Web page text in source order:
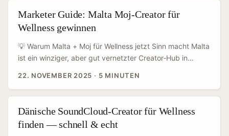
Marketer Guide: Malta Moj‑Creator für
Wellness gewinnen
💡 Warum Malta + Moj für Wellness jetzt Sinn macht Malta
ist ein winziger, aber gut vernetzter Creator‑Hub in
Mental‑Health‑Hacks) promoten wollen, bietet die
Kombination Malta + Moj zwei Vorteile: lokale Authentizität
22. NOVEMBER 2025 · 5 MINUTEN
Dänische SoundCloud-Creator für Wellness
finden — schnell & echt